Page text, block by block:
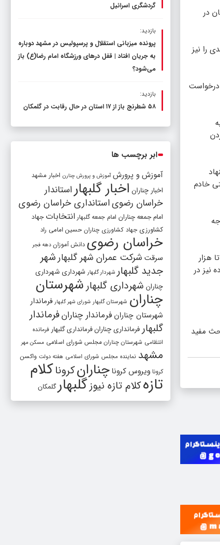
در
را نیز
درخواست
خادم
مظفری اضافه کرد: همچنین در خیابان شهید «فکوری» مشهد زمین بسیار ارزشمندی وجود دارد که می‌توان به‌جای تفکیک به قطعات ۵۰۰ تا هزار
ایجاد ارزش افزوده نیز در
مفید
گردشگری اسرائیل
بازدید:
پرونده میزبانی استقلال و پرسپولیس در مشهد دوباره
به جریان افتاد | قفل در‌های ورزشگاه امام رضا(ع) باز
می‌شود؟
بازدید:
۵۸ شطرنج‌ باز از ۱۷ استان در حال رقابت در گلمکان
ابر برچسب ها
آموزش و پرورش آموزش و پرورش چنارن اخبار مشهد
اخبار چناران اخبار گلبهار استاندار
خراسان رضویاستانداری خراسان رضوی
امام جمعه چناران امام جمعه گلبهار انتخابات جهاد
کشاورزی جهاد کشاورزی چناران حسین امامی راد
خراسان رضوی دانش آموزان دهه فجر
سرقت شرکت عمران شهر گلبهارشهر
جدید گلبهار شهردار گلبهار شهرداری شهرداری
چناران شهرداری گلبهار شهرستان
چناران شهرستان گلبهار شورای شهر گلبهار فرماندار
شهرستان چناران فرماندار چنارانفرماندار
گلبهار فرمانداری چنارانفرمانداری گلبهار فرمانده
انتظامی شهرستان چناران مجلس شورای اسلامی مسکن مهر
مشهد نماینده مجلس شورای اسلامی هفته دولت واکسن
کرونا ویروس کرونا چنارانکروناکلام
تازهکلام تازه نیوزگلبهارگلمکان